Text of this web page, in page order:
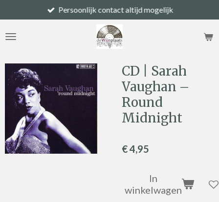
direct
naar
Persoonlijk contact altijd mogelijk
CD | Sarah
Vaughan –
Round
Midnight
€ 4,95
In
winkelwagen